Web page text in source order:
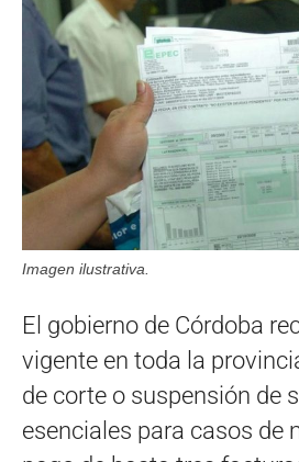
Imagen ilustrativa.
El gobierno de Córdoba
vigente en toda la
de corte o suspensión de
esenciales para casos de